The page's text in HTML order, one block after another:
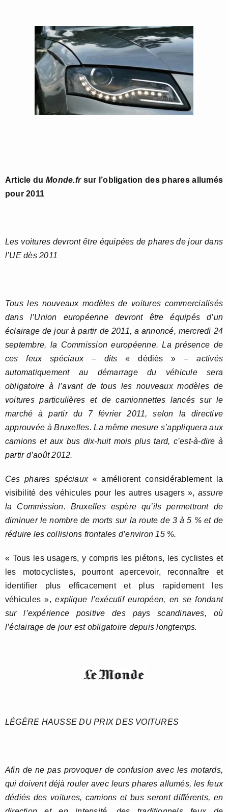
Article duMonde.frsur l’obligation des phares allumés
pour 2011
Les voitures devront être équipées de phares de jour dans
l’UE dès 2011
Tous les nouveaux modèles de voitures commercialisés
dans l’Union européenne devront être équipés d’un
éclairage de jour à partir de 2011, a annoncé, mercredi 24
septembre, la Commission européenne. La présence de
ces feux spéciaux – dits « dédiés »– activés
automatiquement au démarrage du véhicule sera
obligatoire à l’avant de tous les nouveaux modèles de
voitures particulières et de camionnettes lancés sur le
marché à partir du 7 février 2011, selon la directive
approuvée à Bruxelles. La même mesure s’appliquera aux
camions et aux bus dix-huit mois plus tard, c’est-à-dire à
partir d’août 2012.
Ces phares spéciaux« améliorent considérablement la
visibilité des véhicules pour les autres usagers », assure
la Commission. Bruxelles espère qu’ils permettront de
diminuer le nombre de morts sur la route de 3 à 5 % et de
réduire les collisions frontales d’environ 15 %.
« Tous les usagers, y compris les piétons, les cyclistes et
les motocyclistes, pourront apercevoir, reconnaître et
identifier plus efficacement et plus rapidement les
véhicules »,explique l’exécutif européen, en se fondant
sur l’expérience positive des pays scandinaves, où
l’éclairage de jour est obligatoire depuis longtemps.
LÉGÈRE HAUSSE DU PRIX DES VOITURES
Afin de ne pas provoquer de confusion avec les motards,
qui doivent déjà rouler avec leurs phares allumés, les feux
dédiés des voitures, camions et bus seront différents, en